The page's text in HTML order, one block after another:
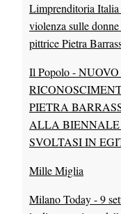
Limprenditoria
violenza sulle
pittrice Pietra
Il Popolo -
PIETRA
ALLA BIENNALE
SVOLTASI IN
Mille Miglia
Milano Today - 9